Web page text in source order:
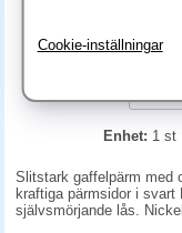
Enhet: 1 st
Slitstark gaffelpärm med
kraftiga pärmsidor i
självsmörjande lås.
Cookie-inställningar